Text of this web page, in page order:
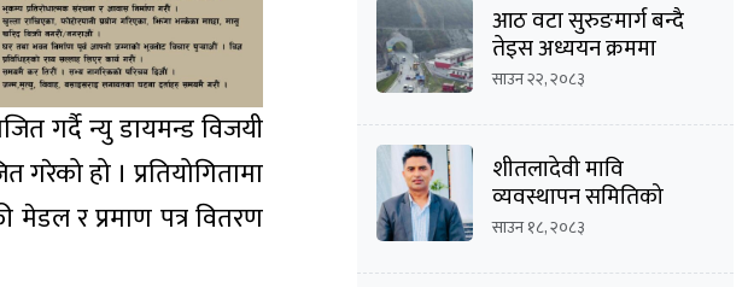
गर्दै न्यु डायमन्ड विजयी
हो । प्रतियोगितामा
र प्रमाण पत्र वितरण
आठ वटा सुरुङमार्ग बन्दै
तेइस अध्ययन क्रममा
साउन २२, २०८३
शीतलादेवी मावि
व्यवस्थापन समितिको
अध्यक्षमा दीपक कार्की
साउन १८, २०८३